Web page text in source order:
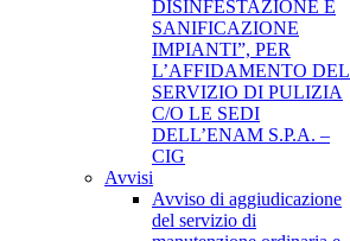
DISINFESTAZIONE E
SANIFICAZIONE
IMPIANTI”, PER
L’AFFIDAMENTO DEL
SERVIZIO DI PULIZIA
C/O LE SEDI
DELL’ENAM S.P.A. –
CIG
Avvisi
Avviso di aggiudicazione
del servizio di